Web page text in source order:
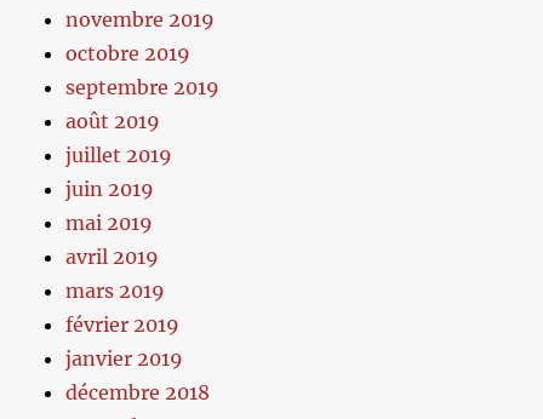
novembre 2019
octobre 2019
septembre 2019
août 2019
juillet 2019
juin 2019
mai 2019
avril 2019
mars 2019
février 2019
janvier 2019
décembre 2018